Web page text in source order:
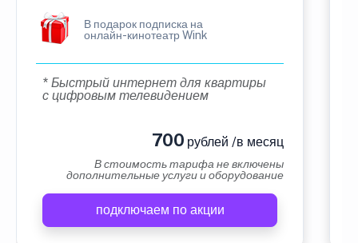
В подарок подписка на
онлайн-кинотеатр Wink
* Быстрый интернет для квартиры
с цифровым телевидением
700 рублей /в месяц
В стоимость тарифа не включены
дополнительные услуги и оборудование
подключаем по акции